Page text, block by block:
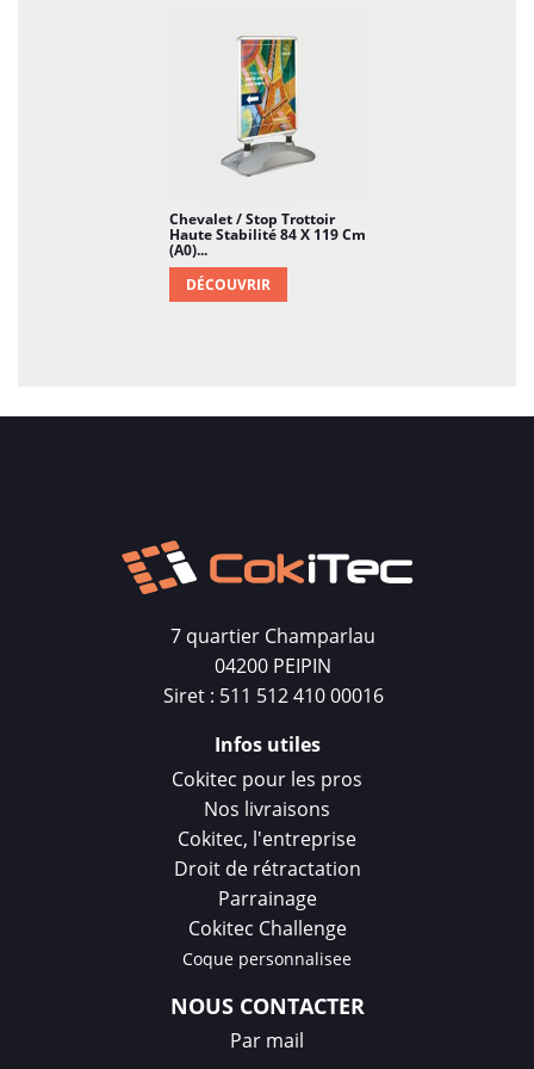
utilisation en extérieur dans des conditions
Chevalet / Stop Trottoir
Haute Stabilité 84 X 119 Cm
(A0)...
DÉCOUVRIR
7 quartier Champarlau
04200 PEIPIN
Siret : 511 512 410 00016
Infos utiles
Cokitec pour les pros
Nos livraisons
Cokitec, l'entreprise
Droit de rétractation
Parrainage
Cokitec Challenge
Coque personnalisee
NOUS CONTACTER
Par mail